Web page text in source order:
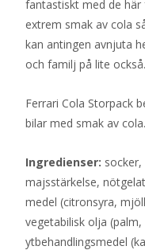
fantastiskt med de
extrem smak av cola
kan antingen avnjuta
och familj på lite också.
Ferrari Cola Storpack
bilar med smak av
Ingredienser:
majsstärkelse,
medel (citronsyra,
vegetabilisk olja
ytbehandlingsmedel